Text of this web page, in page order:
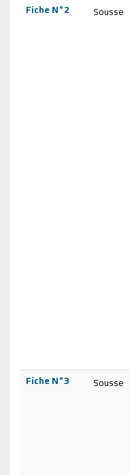
Sousse
Fiche N°2
Sousse
FicheN°3